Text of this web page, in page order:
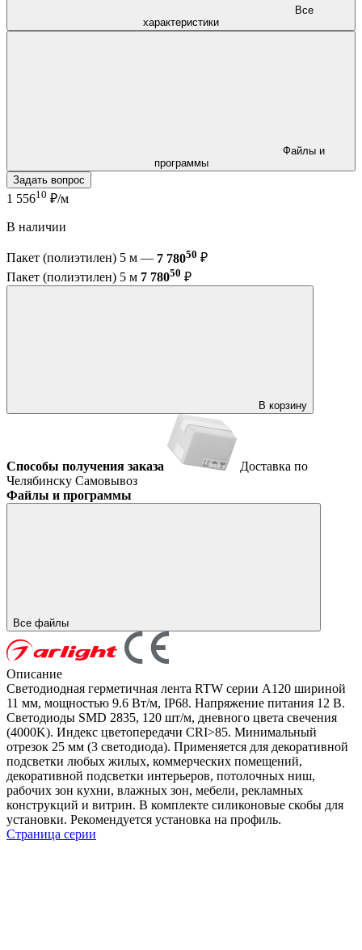
характеристики
программы
Задать вопрос
1 55610 ₽/м
В наличии
Пакет (полиэтилен) 5 м — 7 78050 ₽
Пакет (полиэтилен) 5 м 7 78050 ₽
В корзину
Способы получения заказа
Доставка по
Челябинску Самовывоз
Файлы и программы
Все файлы
Описание
Светодиодная герметичная лента RTW серии A120 шириной
11 мм, мощностью 9.6 Вт/м, IP68. Напряжение питания 12 В.
Светодиоды SMD 2835, 120 шт/м, дневного цвета свечения
(4000K). Индекс цветопередачи CRI>85. Минимальный
отрезок 25 мм (3 светодиода). Применяется для декоративной
подсветки любых жилых, коммерческих помещений,
декоративной подсветки интерьеров, потолочных ниш,
рабочих зон кухни, влажных зон, мебели, рекламных
конструкций и витрин. В комплекте силиконовые скобы для
установки. Рекомендуется установка на профиль.
Страница серии